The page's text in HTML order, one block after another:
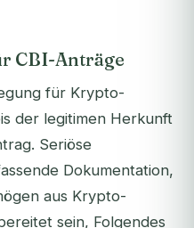
CBI-Anträge
für Krypto-
der legitimen Herkunft
Seriöse
Dokumentation,
aus Krypto-
sein, Folgendes